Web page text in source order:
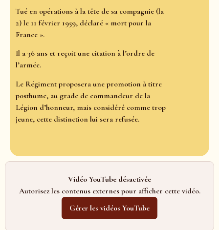
Tué en opérations à la tête de sa compagnie (la
2) le 11 février 1959, déclaré « mort pour la
France ».
Il a 36 ans et reçoit une citation à l’ordre de
l’armée.
Le Régiment proposera une promotion à titre
posthume, au grade de commandeur de la
Légion d’honneur, mais considéré comme trop
jeune, cette distinction lui sera refusée.
Vidéo YouTube désactivée
Autorisez les contenus externes pour afficher cette vidéo.
Gérer les vidéos YouTube